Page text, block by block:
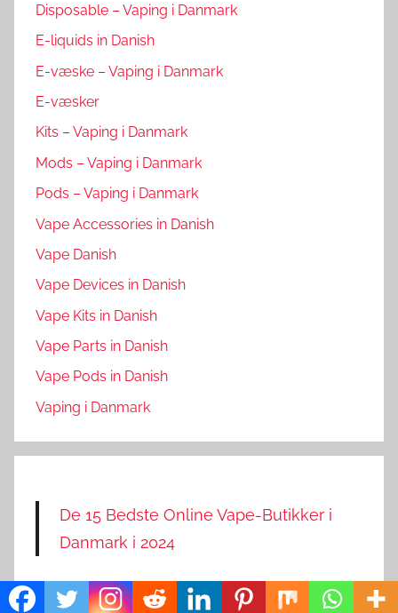
Disposable – Vaping i Danmark
E-liquids in Danish
E-væske – Vaping i Danmark
E-væsker
Kits – Vaping i Danmark
Mods – Vaping i Danmark
Pods – Vaping i Danmark
Vape Accessories in Danish
Vape Danish
Vape Devices in Danish
Vape Kits in Danish
Vape Parts in Danish
Vape Pods in Danish
Vaping i Danmark
De 15 Bedste Online Vape-Butikker i
Danmark i 2024